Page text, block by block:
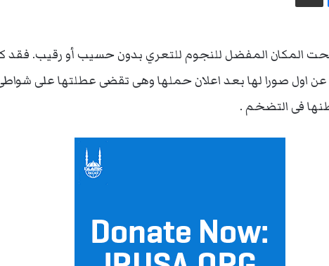
المكان المفضل للنجوم للتعري بدون حسيب أو رقيب.
عن اول صورا لها بعد اعلان حملها وهى تقضى عطلتها على
فى التضخم .